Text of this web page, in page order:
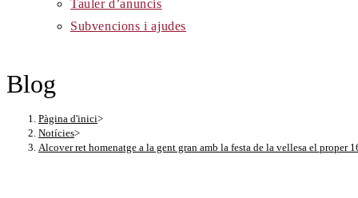
Tauler d’anuncis
Subvencions i ajudes
Blog
Pàgina d'inici>
Notícies>
Alcover ret homenatge a la gent gran amb la festa de la vellesa el proper